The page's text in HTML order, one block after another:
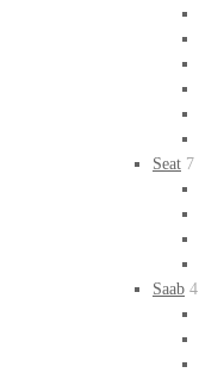
Seat 7
Saab 4